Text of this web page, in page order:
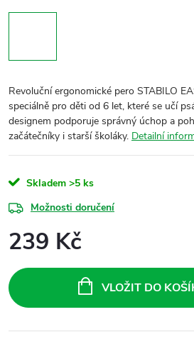
Revoluční ergonomické pero STABILO
speciálně pro děti od 6 let, které se učí
designem podporuje správný úchop a
začátečníky i starší školáky. Detailní
Skladem >5 ks
Možnosti doručení
239 Kč
cena:
VLOŽIT DO